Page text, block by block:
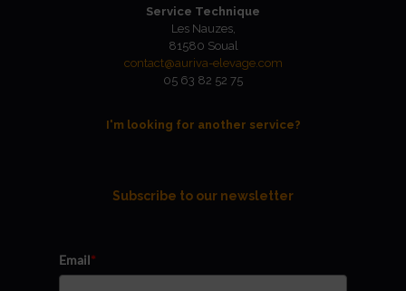
Service Technique
Les Nauzes,
81580 Soual
contact@auriva-elevage.com
05 63 82 52 75
I'm looking for another service?
Subscribe to our newsletter
Email*